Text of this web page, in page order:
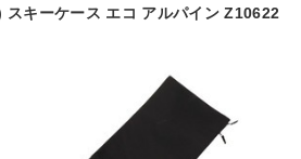
スキーケース エコ アルパイン Z10622